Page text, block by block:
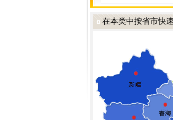
在本类中按省市快